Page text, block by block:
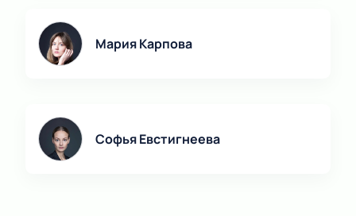
Мария Карпова
Софья Евстигнеева